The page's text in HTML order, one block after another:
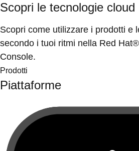
Scopri le tecnologie cloud
Scopri come utilizzare i prodotti e
secondo i tuoi ritmi nella Red
Console.
Prodotti
Piattaforme